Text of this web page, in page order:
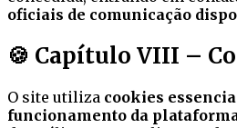
oficiais de comunicação
🍪 Capítulo VIII –
O site utiliza cookies
funcionamento da